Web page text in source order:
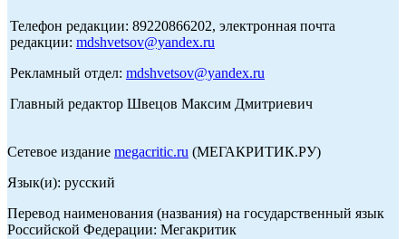
Телефон редакции: 89220866202, электронная почта
редакции: mdshvetsov@yandex.ru
Рекламный отдел: mdshvetsov@yandex.ru
Главный редактор Швецов Максим Дмитриевич
Сетевое издание megacritic.ru (МЕГАКРИТИК.РУ)
Язык(и): русский
Перевод наименования (названия) на государственный язык
Российской Федерации: Мегакритик